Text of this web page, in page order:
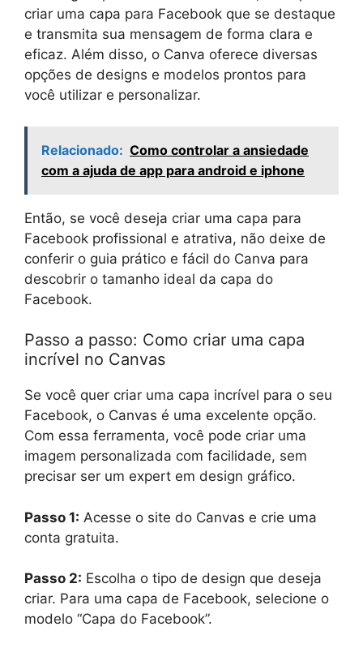
criar uma capa para Facebook que se destaque
e transmita sua mensagem de forma clara e
eficaz. Além disso, o Canva oferece diversas
opções de designs e modelos prontos para
você utilizar e personalizar.
Relacionado: Como controlar a ansiedade
com a ajuda de app para android e iphone
Então, se você deseja criar uma capa para
Facebook profissional e atrativa, não deixe de
conferir o guia prático e fácil do Canva para
descobrir o tamanho ideal da capa do
Facebook.
Passo a passo: Como criar uma capa
incrível no Canvas
Se você quer criar uma capa incrível para o seu
Facebook, o Canvas é uma excelente opção.
Com essa ferramenta, você pode criar uma
imagem personalizada com facilidade, sem
precisar ser um expert em design gráfico.
Passo 1: Acesse o site do Canvas e crie uma
conta gratuita.
Passo 2: Escolha o tipo de design que deseja
criar. Para uma capa de Facebook, selecione o
modelo “Capa do Facebook”.